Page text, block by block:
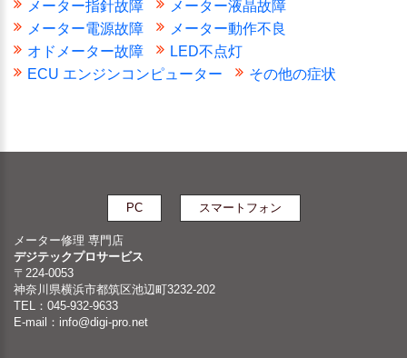
メーター指針故障
メーター液晶故障
メーター電源故障
メーター動作不良
オドメーター故障
LED不点灯
ECU エンジンコンピューター
その他の症状
PC スマートフォン
メーター修理 専門店
デジテックプロサービス
〒224-0053
神奈川県横浜市都筑区池辺町3232-202
TEL：045-932-9633
E-mail： info@digi-pro.net